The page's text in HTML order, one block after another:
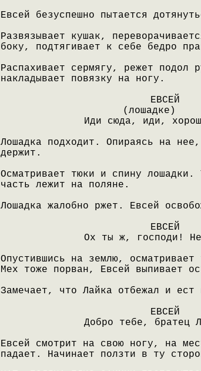
Евсей безуспешно пытается
Развязывает кушак,
боку, подтягивает к себе бедро
Распахивает сермягу, режет подол
накладывает повязку на ногу.
ЕВСЕЙ
(лошадке)
Иди сюда, иди,
Лошадка подходит. Опираясь на
держит.
Осматривает тюки и спину
часть лежит на поляне.
Лошадка жалобно ржет. Евсей
ЕВСЕЙ
Ох ты ж, господи!
Опустившись на землю,
Мех тоже порван, Евсей выпивает
Замечает, что Лайка отбежал и ест
ЕВСЕЙ
Добро тебе, братец
Евсей смотрит на свою ногу, на
падает. Начинает ползти в ту